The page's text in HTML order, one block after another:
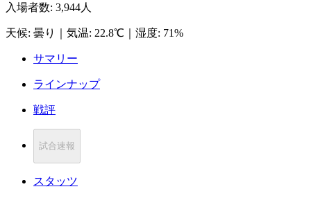
入場者数: 3,944人
天候: 曇り 気温: 22.8℃ 湿度: 71%
サマリー
ラインナップ
戦評
試合速報
スタッツ